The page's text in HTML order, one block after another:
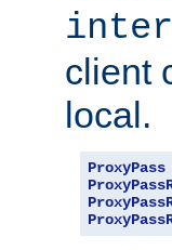
client
local.
ProxyPass